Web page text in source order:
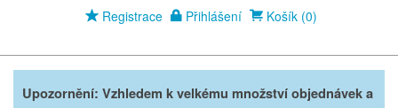
Registrace Přihlášení Košík (0)
Upozornění: Vzhledem k velkému množství objednávek a